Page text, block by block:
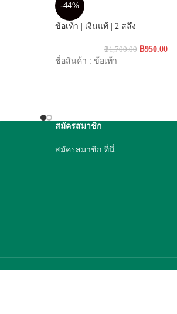
-44%
ข้อเท้า | เงินแท้ | 2 สลึง
฿1,700.00 ฿950.00
ชื่อสินค้า : ข้อเท้า
สมัครสมาชิก
สมัครสมาชิก ที่นี่